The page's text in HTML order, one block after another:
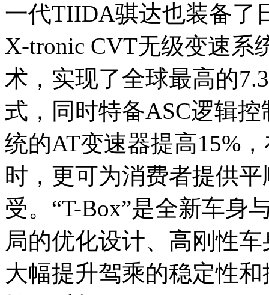
一代TIIDA骐达也装备
X-tronic CVT无级变速系
术，实现了全球最高的
式，同时特备ASC逻辑
统的AT变速器提高15%
时，更可为消费者提供
受。“T-Box”是全新车身
局的优化设计、高刚性
大幅提升驾乘的稳定性